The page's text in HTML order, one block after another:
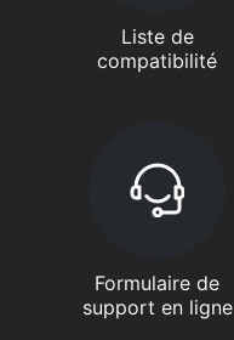
Liste de
compatibilité
Formulaire de
support en ligne